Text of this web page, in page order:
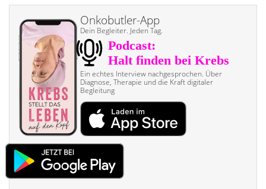
Onkobutler-App
Dein Begleiter. Jeden Tag.
Ein echtes Interview nach­gesprochen. Über
Diagnose, Therapie und die Kraft digitaler
Begleitung